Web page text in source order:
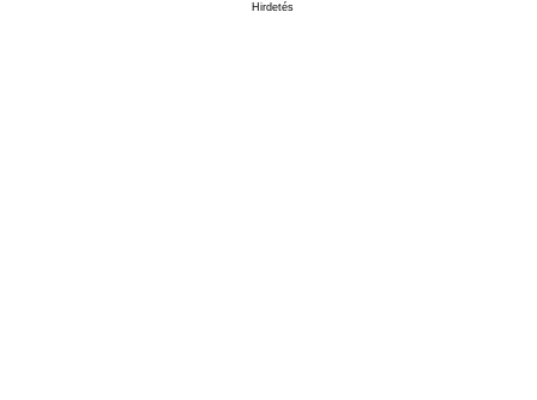
Hirdetés